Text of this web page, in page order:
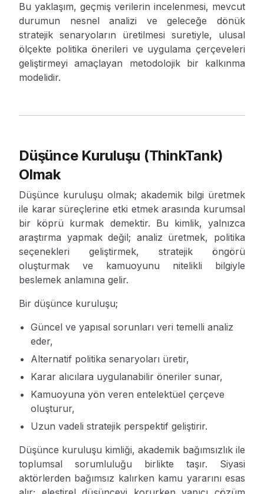
Bu yaklaşım, geçmiş verilerin incelenmesi, mevcut
durumun nesnel analizi ve geleceğe dönük
stratejik senaryoların üretilmesi suretiyle, ulusal
ölçekte politika önerileri ve uygulama çerçeveleri
geliştirmeyi amaçlayan metodolojik bir kalkınma
modelidir.
Düşünce Kuruluşu (ThinkTank)
Olmak
Düşünce kuruluşu olmak; akademik bilgi üretmek
ile karar süreçlerine etki etmek arasında kurumsal
bir köprü kurmak demektir. Bu kimlik, yalnızca
araştırma yapmak değil; analiz üretmek, politika
seçenekleri geliştirmek, stratejik öngörü
oluşturmak ve kamuoyunu nitelikli bilgiyle
beslemek anlamına gelir.
Bir düşünce kuruluşu;
Güncel ve yapısal sorunları veri temelli analiz
eder,
Alternatif politika senaryoları üretir,
Karar alıcılara uygulanabilir öneriler sunar,
Kamuoyuna yön veren entelektüel çerçeve
oluşturur,
Uzun vadeli stratejik perspektif geliştirir.
Düşünce kuruluşu kimliği, akademik bağımsızlık ile
toplumsal sorumluluğu birlikte taşır. Siyasi
aktörlerden bağımsız kalırken kamu yararını esas